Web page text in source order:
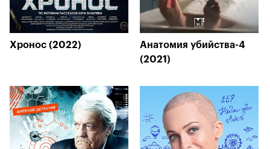
Хронос (2022)
Анатомия убийства-4
(2021)